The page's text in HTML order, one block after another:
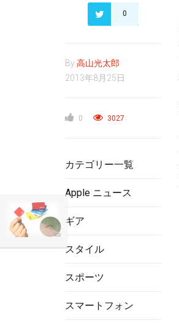
0
By 高山光太郎
2013年8月25日
0 3027
カテゴリー一覧
Apple ニュース
ギア
スタイル
スポーツ
スマートフォン